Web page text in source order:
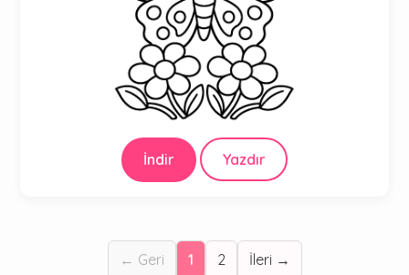
İndir Yazdır
← Geri 1 2 İleri →